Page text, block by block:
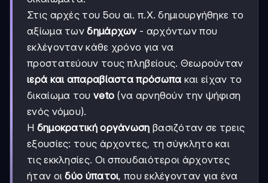
Στις αρχές του 5ου αι. π.Χ. δημιουργήθηκε το
αξίωμα τωνδημάρχων- αρχόντων που
εκλέγονταν κάθε χρόνο για να
προστατεύουν τους πληβείους. Θεωρούνταν
ιερά και απαραβίαστα πρόσωπα και είχαν το
δικαίωμα του veto (να αρνηθούν την ψήφιση
ενός νόμου).
Η δημοκρατική οργάνωση βασιζόταν σε τρεις
εξουσίες: τους άρχοντες, τη σύγκλητο και
τις εκκλησίες. Οι σπουδαιότεροι άρχοντες
ήταν οιδύο ύπατοι, που εκλέγονταν για ένα